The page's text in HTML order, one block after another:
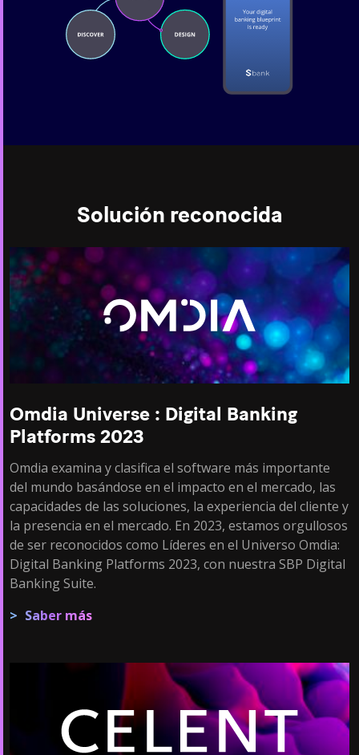
Solución reconocida
Omdia Universe : Digital Banking
Platforms 2023
Omdia examina y clasifica el software más importante
del mundo basándose en el impacto en el mercado, las
capacidades de las soluciones, la experiencia del cliente y
la presencia en el mercado. En 2023, estamos orgullosos
de ser reconocidos como Líderes en el Universo Omdia:
Digital Banking Platforms 2023, con nuestra SBP Digital
Banking Suite.
Saber más